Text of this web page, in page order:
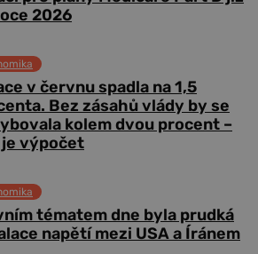
2026
v červnu spadla na 1,5
Bez zásahů vlády by se
kolem dvou procent –
výpočet
tématem dne byla prudká
napětí mezi USA a Íránem